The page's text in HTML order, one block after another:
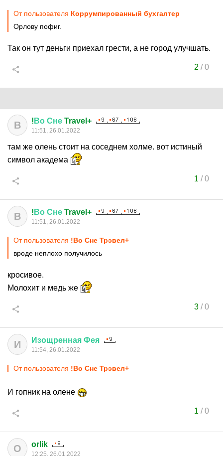
От пользователя Коррумпированный бухгалтер
Орлову пофиг.
Так он тут деньги приехал грести, а не город улучшать.
2 /0
В ! Во Сне Travel+
11:51, 26.01.2022
там же олень стоит на соседнем холме. вот истиный
символ академа
1 /0
В ! Во Сне Travel+
11:51, 26.01.2022
От пользователя !Во Сне Трэвел+
вроде неплохо получилось
кросивое.
Молохит и медь же
3/0
И Изощренная Фея
11:54, 26.01.2022
От пользователя !Во Сне Трэвел+
И гопник на олене
1 /0
O orlik
12:25, 26.01.2022